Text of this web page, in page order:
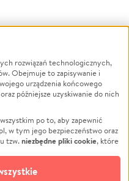
Powódź
Wichura
NGO
Edukacja
Podróż
Impreza
Ochrona środowiska
rozwiązań technologicznych,
Obejmuje to zapisywanie i
urządzenia końcowego
późniejsze uzyskiwanie do nich
po to, aby zapewnić
w tym jego bezpieczeństwo oraz
tzw.niezbędne pliki cookie, które
cookie
Możesz wyrazić